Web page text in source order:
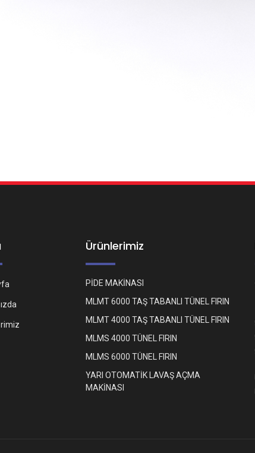
Ürünlerimiz
PİDE MAKİNASI
MLMT 6000 TAŞ TABANLI TÜNEL FIRIN
MLMT 4000 TAŞ TABANLI TÜNEL FIRIN
MLMS 4000 TÜNEL FIRIN
MLMS 6000 TÜNEL FIRIN
YARI OTOMATİK LAVAŞ AÇMA
MAKİNASI